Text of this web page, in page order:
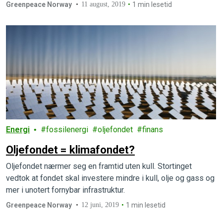
Greenpeace Norway 11 august, 2019 1 min lesetid
Energi fossilenergi oljefondet finans
Oljefondet = klimafondet?
Oljefondet nærmer seg en framtid uten kull. Stortinget
vedtok at fondet skal investere mindre i kull, olje og gass og
mer i unotert fornybar infrastruktur.
Greenpeace Norway 12 juni, 2019 1 min lesetid